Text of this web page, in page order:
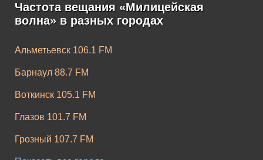
Частота вещания «Милицейская
волна» в разных городах
Альметьевск 106.1 FM
Барнаул 88.7 FM
Воткинск 105.1 FM
Глазов 101.7 FM
Грозный 107.7 FM